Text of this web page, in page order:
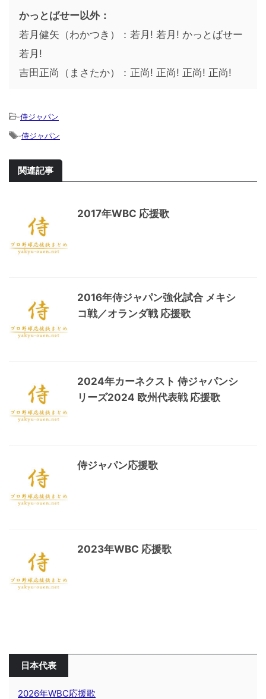
かっとばせー以外：
若月健矢（わかつき）：若月! 若月! かっとばせー
若月!
吉田正尚（まさたか）：正尚! 正尚! 正尚! 正尚!
-侍ジャパン
-侍ジャパン
関連記事
2017年WBC 応援歌
2016年侍ジャパン強化試合 メキシ
コ戦／オランダ戦 応援歌
2024年カーネクスト 侍ジャパンシ
リーズ2024 欧州代表戦 応援歌
侍ジャパン応援歌
2023年WBC 応援歌
日本代表
2026年WBC応援歌